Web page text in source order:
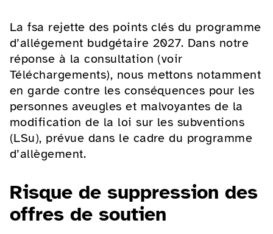
La fsa rejette des points clés du programme
d’allégement budgétaire 2027. Dans notre
réponse à la consultation (voir
Téléchargements), nous mettons notamment
en garde contre les conséquences pour les
personnes aveugles et malvoyantes de la
modification de la loi sur les subventions
(LSu), prévue dans le cadre du programme
d’allègement.
Risque de suppression des
offres de soutien